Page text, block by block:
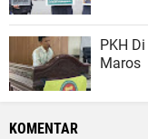
PKH
Maros
KOMENTAR